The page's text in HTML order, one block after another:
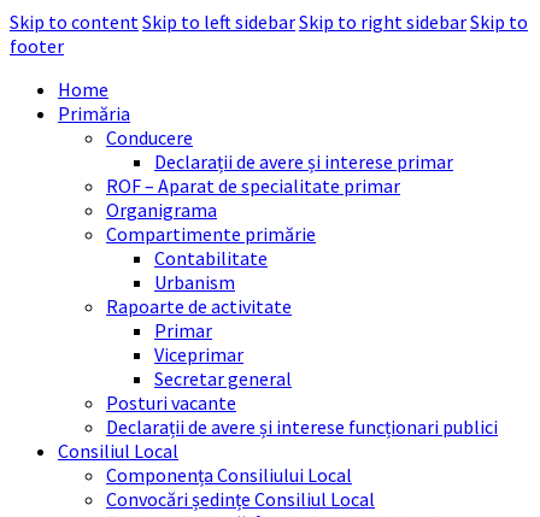
Skip to contentSkip to left sidebarSkip to right sidebarSkip to
footer
Home
Primăria
Conducere
Declarații de avere și interese primar
ROF – Aparat de specialitate primar
Organigrama
Compartimente primărie
Contabilitate
Urbanism
Rapoarte de activitate
Primar
Viceprimar
Secretar general
Posturi vacante
Declarații de avere și interese funcționari publici
Consiliul Local
Componența Consiliului Local
Convocări ședințe Consiliul Local